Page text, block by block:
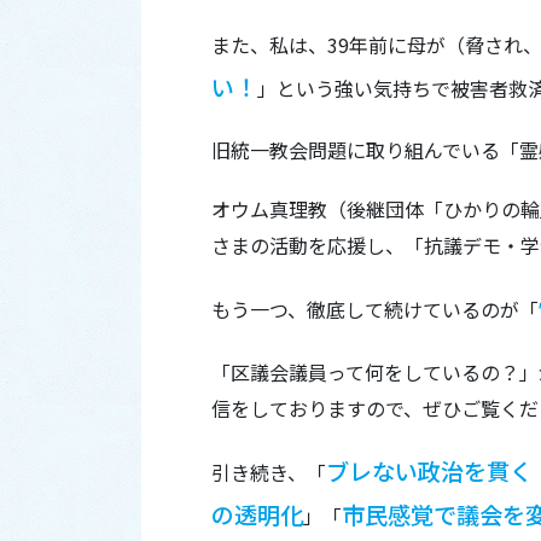
また、私は、39年前に母が（脅され
い！ 」という強い気持ちで被害者救
旧統一教会問題に取り組んでいる「
オウム真理教（後継団体「ひかりの
さまの活動を応援し、「抗議デモ・
もう一つ、徹底して続けているのが「
「区議会議員って何をしているの？
信をしておりますので、ぜひご覧く
引き続き、「ブレない政治を貫く
の透明化」「市民感覚で議会を